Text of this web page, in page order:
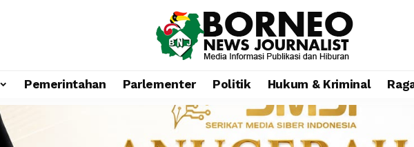
Pemerintahan Parlementer Politik Hukum & Kriminal